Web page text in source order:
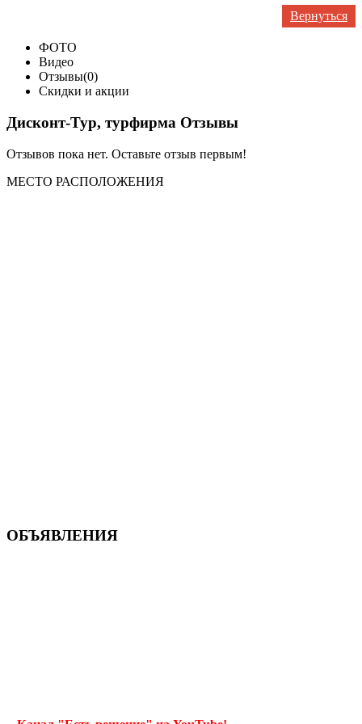
Вернуться
ФОТО
Видео
Отзывы(0)
Скидки и акции
Дисконт-Тур, турфирма Отзывы
Отзывов пока нет. Оставьте отзыв первым!
МЕСТО РАСПОЛОЖЕНИЯ
ОБЪЯВЛЕНИЯ